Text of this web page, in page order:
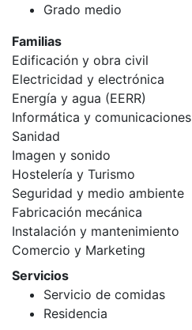
Grado medio
Familias
Edificación y obra civil
Electricidad y electrónica
Energía y agua (EERR)
Informática y comunicaciones
Sanidad
Imagen y sonido
Hostelería y Turismo
Seguridad y medio ambiente
Fabricación mecánica
Instalación y mantenimiento
Comercio y Marketing
Servicios
Servicio de comidas
Residencia